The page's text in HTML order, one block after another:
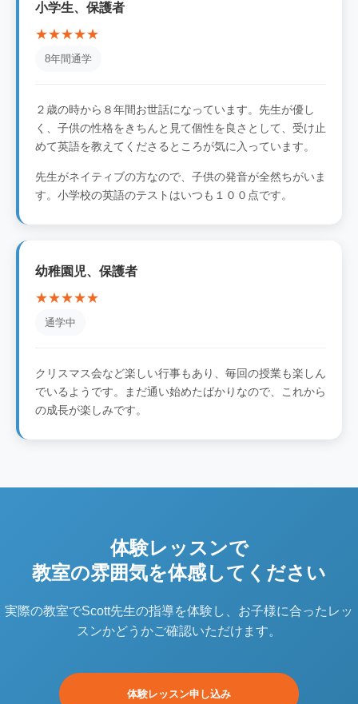
小学生、保護者
★★★★★
8年間通学
２歳の時から８年間お世話になっています。先生が優し
く、子供の性格をきちんと見て個性を良さとして、受け止
めて英語を教えてくださるところが気に入っています。
先生がネイティブの方なので、子供の発音が全然ちがいま
す。小学校の英語のテストはいつも１００点です。
幼稚園児、保護者
★★★★★
通学中
クリスマス会など楽しい行事もあり、毎回の授業も楽しん
でいるようです。まだ通い始めたばかりなので、これから
の成長が楽しみです。
体験レッスンで
教室の雰囲気を体感してください
実際の教室でScott先生の指導を体験し、お子様に合ったレッ
スンかどうかご確認いただけます。
体験レッスン申し込み